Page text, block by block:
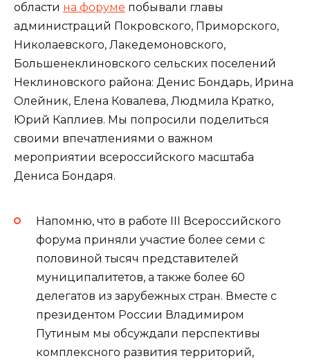
области на форуме побывали главы
администраций Покровского, Приморского,
Николаевского, Лакедемоновского,
Большенеклиновского сельских поселений
Неклиновского района: Денис Бондарь, Ирина
Олейник, Елена Ковалева, Людмила Кратко,
Юрий Каплиев. Мы попросили поделиться
своими впечатлениями о важном
мероприятии всероссийского масштаба
Дениса Бондаря.
Напомню, что в работе III Всероссийского
форума приняли участие более семи с
половиной тысяч представителей
муниципалитетов, а также более 60
делегатов из зарубежных стран. Вместе с
президентом России Владимиром
Путиным мы обсуждали перспективы
комплексного развития территорий,